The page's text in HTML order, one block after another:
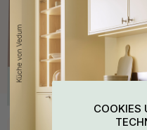
Kaufen
COOKIES